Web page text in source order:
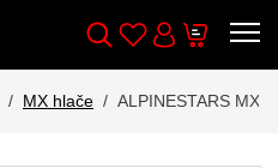
Wishlist
Cart
MX hlače ALPINESTARS MX